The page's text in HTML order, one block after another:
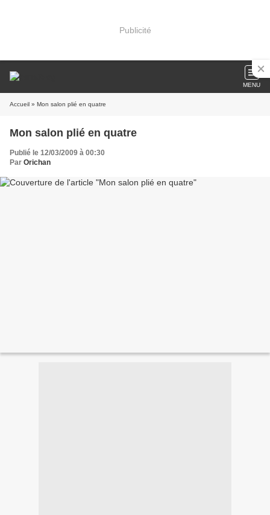
Publicité
MENU
Accueil » Mon salon plié en quatre
Mon salon plié en quatre
Publié le 12/03/2009 à 00:30
Par Orichan